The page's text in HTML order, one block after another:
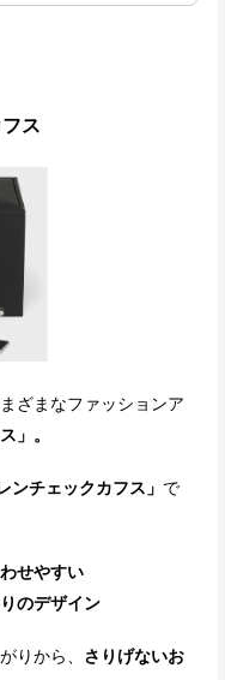
ス
ざまなファッションア
」。
ンチェックカフス」 で
せやすい
のデザイン
りから、 さりげないお